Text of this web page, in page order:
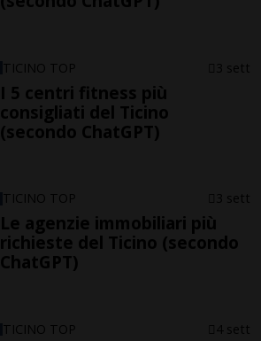
TICINO TOP 3 sett
I 5 centri fitness più
consigliati del Ticino
(secondo ChatGPT)
TICINO TOP 3 sett
Le agenzie immobiliari più
richieste del Ticino (secondo
ChatGPT)
TICINO TOP 4 sett